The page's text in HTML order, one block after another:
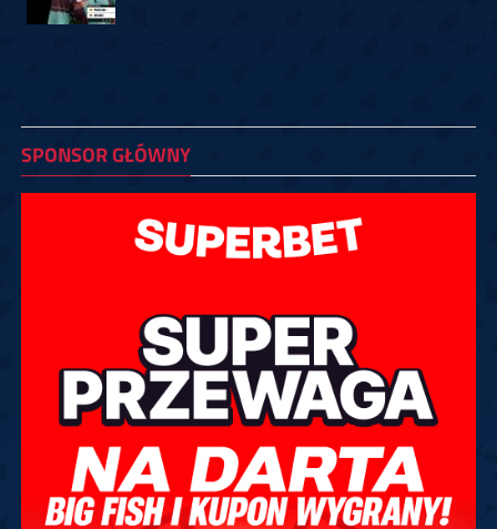
SPONSOR GŁÓWNY